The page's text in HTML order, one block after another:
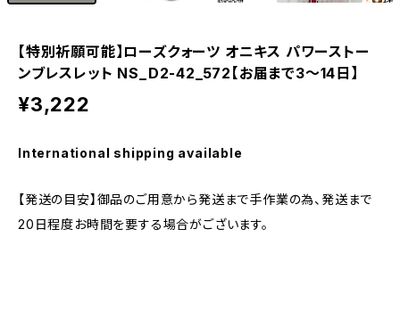
【特別祈願可能】ローズクォーツ オニキス パワーストー
ンブレスレット NS_D2-42_572【お届まで3〜14日】
¥3,222
International shipping available
【発送の目安】御品のご用意から発送まで手作業の為、発送まで
20日程度お時間を要する場合がございます。